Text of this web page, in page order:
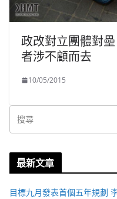
政改對立團體對
者涉不顧而去
10/05/2015
最新文章
目標九月發表首個五年規劃